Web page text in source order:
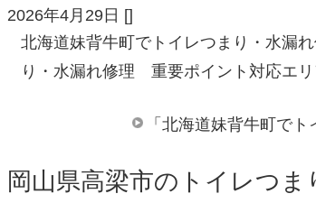
2026年4月29日 []
北海道妹背牛町でトイレつまり・水漏
り・水漏れ修理 重要ポイント対応エ
「北海道妹背牛町で
岡山県高梁市のトイレつ